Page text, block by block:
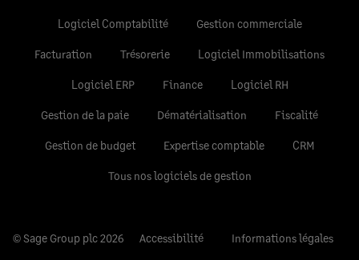
Logiciel Comptabilité Gestion commerciale
Facturation Trésorerie Logiciel Immobilisations
Logiciel ERP Finance Logiciel RH
Gestion de la paie Dématérialisation Fiscalité
Gestion de budget Expertise comptable CRM
Tous nos logiciels de gestion
© Sage Group plc 2026 Accessibilité Informations légales